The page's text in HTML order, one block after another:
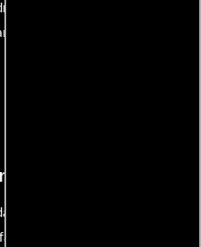
chequear toda la
ampliar tu conocimiento
a través de tus opiniones. ¿Qué
de Victor Nunez, Timothy